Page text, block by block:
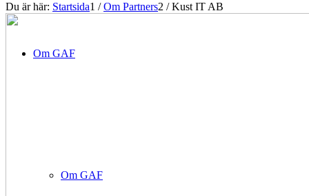
Om GAF
Om GAF
Du är här: Startsida1 / Om Partners2 / Kust IT AB